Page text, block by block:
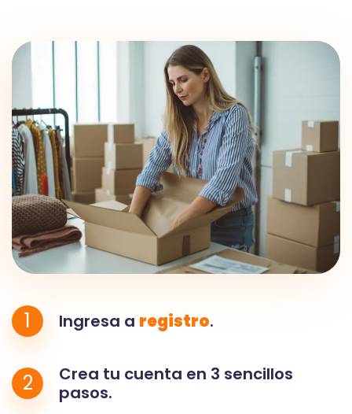
1 Ingresa a registro.
2
Crea tu cuenta en 3 sencillos
pasos.